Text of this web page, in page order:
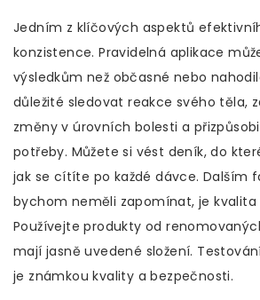
Jedním z klíčových aspektů
konzistence. Pravidelná aplikace
výsledkům než občasné nebo
důležité sledovat reakce svého těla,
změny v úrovních bolesti a
potřeby. Můžete si vést deník, do
jak se cítíte po každé dávce. Dalším
bychom neměli zapomínat, je kvalita
Používejte produkty od
mají jasně uvedené složení.
je známkou kvality a bezpečnosti.